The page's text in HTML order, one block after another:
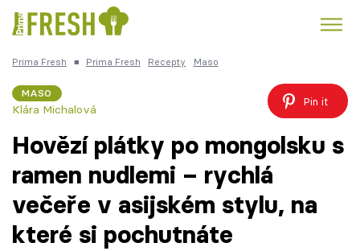
Česká kuchyně
Témata
Prima Fresh ■ Prima Fresh Recepty Maso
MASO
Klára Michalová
Pin it
Hovězí plátky po mongolsku s
ramen nudlemi – rychlá
večeře v asijském stylu, na
které si pochutnáte